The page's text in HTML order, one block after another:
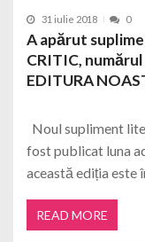
31 iulie 2018 0
A apărut
CRITIC,
EDITURA
Noul supliment
fost publicat luna
această ediția este
READ MORE